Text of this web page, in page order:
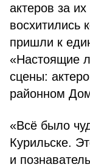
актеров за
восхитились
пришли к
«Настоящие
сцены:
районном
«Всё было
Курильске.
и